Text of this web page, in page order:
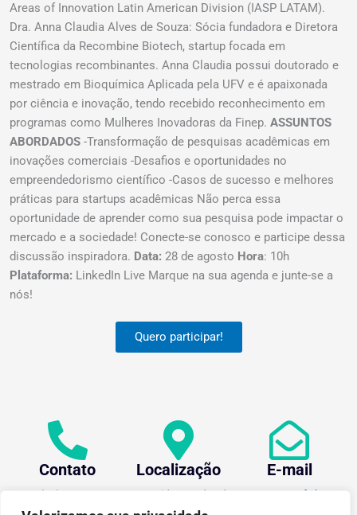
Areas of Innovation Latin American Division (IASP LATAM).
Dra. Anna Claudia Alves de Souza: Sócia fundadora e Diretora
Científica da Recombine Biotech, startup focada em
tecnologias recombinantes. Anna Claudia possui doutorado e
mestrado em Bioquímica Aplicada pela UFV e é apaixonada
por ciência e inovação, tendo recebido reconhecimento em
programas como Mulheres Inovadoras da Finep. ASSUNTOS
ABORDADOS -Transformação de pesquisas acadêmicas em
inovações comerciais -Desafios e oportunidades no
empreendedorismo científico -Casos de sucesso e melhores
práticas para startups acadêmicas Não perca essa
oportunidade de aprender como sua pesquisa pode impactar o
mercado e a sociedade! Conecte-se conosco e participe dessa
discussão inspiradora. Data: 28 de agosto Hora: 10h
Plataforma: LinkedIn Live Marque na sua agenda e junte-se a
nós!
Quero participar!
Contato
+55 (31) 3612-1281
Localização
Av. Oraida Mendes de
Castro, 6000 Novo
E-mail
centev@ufv.br